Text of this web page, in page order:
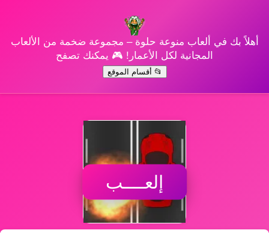
أهلاً بك في ألعاب منوعة حلوة – مجموعة ضخمة من الألعاب
المجانية لكل الأعمار! 🎮 يمكنك تصفح
📂 أقسام الموقع
إلعــــب